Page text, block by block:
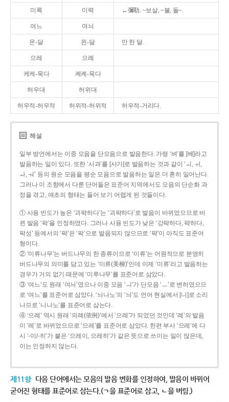
미륵 미력 ←彌勒. ~보살, ~불, 돌~.
여느 여늬
온-달 왼-달 만 한 달.
으레 으례
케케-묵다 켸켸-묵다
허우대 허위대
허우적-허우적 허위적-허위적 허우적-거리다.
해설
일부 방언에서는 이중 모음을 단모음으로 발음한다. 가령 ‘벼’를 [베]라고
발음하는 일이 있다. 또한 ‘사과’를 [사가]로 발음하는 것과 같이 ‘ㅚ, ㅟ,
ㅘ, ㅝ’ 등의 원순 모음을 평순 모음으로 발음하는 일은 더 흔히 일어난다.
그러나 이 조항에서 다룬 단어들은 표준어 지역에서도 모음의 단순화 과
정을 겪고, 애초의 형태는 들어 보기 어렵게 된 것들이다.
① 사용 빈도가 높은 ‘괴퍅하다’는 ‘괴팍하다’로 발음이 바뀌었으므로 바
뀐 발음 ‘팍’을 인정하였다. 그러나 사용 빈도가 낮은 ‘강퍅하다, 퍅하다,
퍅성’ 등에서의 ‘퍅’은 ‘팍’으로 발음되지 않으므로 ‘퍅’이 아직도 표준어
형이다.
② ‘미류나무’는 버드나무의 한 종류이므로 ‘미류’는 어원적으로 분명히
버드나무의 의미를 담고 있는 ‘미류(美柳)’인데 이제 ‘미류’라고 발음하는
경우가 거의 없기 때문에 ‘미루나무’를 표준어로 삼았다.
③ ‘여느’도 원래 ‘여늬’였으나 이중 모음 ‘ㅢ’가 단모음 ‘ㅡ’로 변하였으므
로 ‘여느’를 표준어로 삼았다. ‘늬나노’의 ‘늬’도 언어 현실에서 [니]로 소리
나므로 ‘니나노’를 표준어로 삼는다.
④ ‘으례’ 역시 원래 ‘의례(依例)’에서 ‘으례’가 되었던 것인데 ‘례’의 발음
이 ‘레’로 바뀌었으므로 ‘으레’를 표준어로 삼았다. 한편 부사 ‘으레’에 다
시 ‘-이/-히’가 붙은 ‘으레이, 으레히’가 같은 뜻으로 쓰이는 일이 많은데,
이는 인정하지 않는다.
제11항 다음 단어에서는 모음의 발음 변화를 인정하여, 발음이 바뀌어
굳어진 형태를 표준어로 삼는다.(ㄱ을 표준어로 삼고, ㄴ을 버림.)